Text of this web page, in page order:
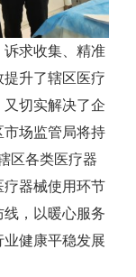
诉求收集、精准
升了辖区医疗
切实解决了企
市场监管局将持
区各类医疗器
器械使用环节
，以暖心服务
健康平稳发展